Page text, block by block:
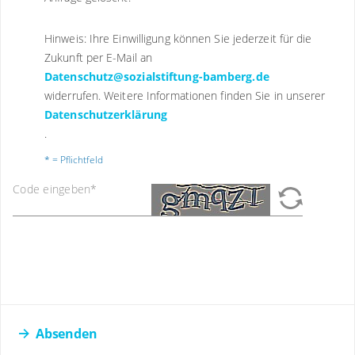
Hinweis: Ihre Einwilligung können Sie jederzeit für die
Zukunft per E-Mail an
Datenschutz@sozialstiftung-bamberg.de
widerrufen. Weitere Informationen finden Sie in unserer
Datenschutzerklärung
.
* = Pflichtfeld
Code eingeben*
Absenden